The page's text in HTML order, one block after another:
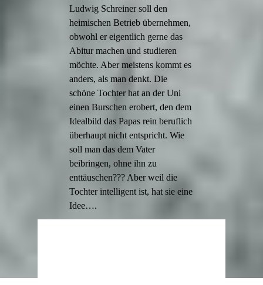
Ludwig Schreiner soll den
heimischen Betrieb übernehmen,
obwohl er eigentlich gerne das
Abitur machen und studieren
möchte. Aber meistens kommt es
anders, als man denkt. Die
schöne Tochter hat an der Uni
einen Burschen erobert, den dem
Idealbild das Papas rein beruflich
überhaupt nicht entspricht. Wie
soll man das dem Vater
beibringen, ohne ihn zu
enttäuschen??? Aber weil die
Tochter intelligent ist, hat sie eine
Idee….